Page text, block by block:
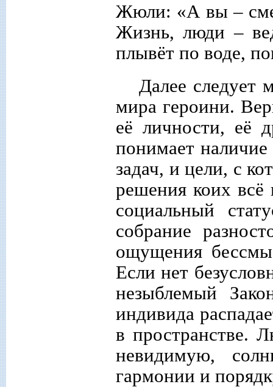
Жюли: «А вы –
Жизнь, люди –
плывёт по воде,
Далее следует
мира героини.
её личности, её
понимает
задач, и цели, с
решения коих всё
социальный
собрание
ощущения
Если нет
незыблемый
индивида
в пространстве.
невидимую,
гармонии и